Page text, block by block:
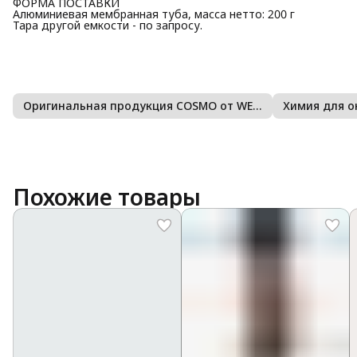
Алюминиевая мембранная туба, масса нетто: 200 г
Тара другой емкости - по запросу.
Оригинальная продукция COSMO от WEISS Химия для
Похожие товары